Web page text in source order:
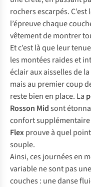
rochers escarpés.
l’épreuve chaque
vêtement de montrer
Et c’est là que leur
les montées raides et
éclair aux aisselles de la
mais au premier coup
reste bien en place. La
Rosson Midsont
confort supplémentaire
Flexprouve à quel
souple.
Ainsi, ces journées en
variable ne sont pas
couches : une danse